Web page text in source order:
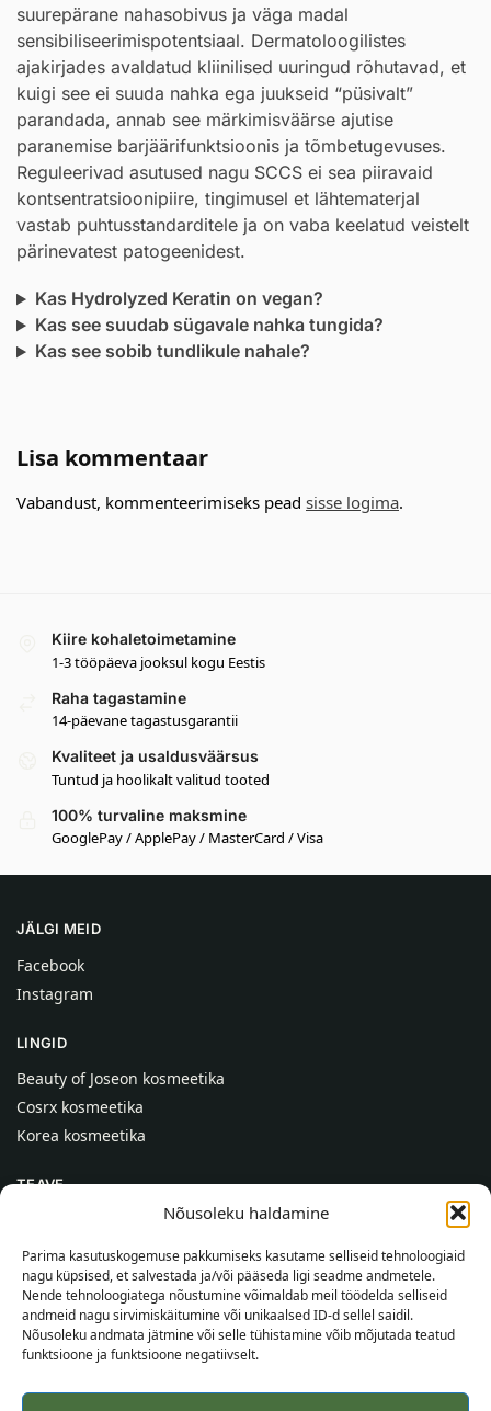
Nõusoleku haldamine
Parima kasutuskogemuse pakkumiseks kasutame selliseid tehnoloogiaid
nagu küpsised, et salvestada ja/või pääseda ligi seadme andmetele.
Nende tehnoloogiatega nõustumine võimaldab meil töödelda selliseid
andmeid nagu sirvimiskäitumine või unikaalsed ID-d sellel saidil.
Nõusoleku andmata jätmine või selle tühistamine võib mõjutada teatud
funktsioone ja funktsioone negatiivselt.
suurepärane nahasobivus ja väga madal
sensibiliseerimispotentsiaal. Dermatoloogilistes
ajakirjades avaldatud kliinilised uuringud rõhutavad, et
kuigi see ei suuda nahka ega juukseid “püsivalt”
parandada, annab see märkimisväärse ajutise
paranemise barjäärifunktsioonis ja tõmbetugevuses.
Reguleerivad asutused nagu SCCS ei sea piiravaid
kontsentratsioonipiire, tingimusel et lähtematerjal
vastab puhtusstandarditele ja on vaba keelatud veistelt
pärinevatest patogeenidest.
Kas Hydrolyzed Keratin on vegan?
Kas see suudab sügavale nahka tungida?
Kas see sobib tundlikule nahale?
Lisa kommentaar
Vabandust, kommenteerimiseks pead sisse logima.
Kiire kohaletoimetamine
1-3 tööpäeva jooksul kogu Eestis
Raha tagastamine
14-päevane tagastusgarantii
Kvaliteet ja usaldusväärsus
Tuntud ja hoolikalt valitud tooted
100% turvaline maksmine
GooglePay / ApplePay / MasterCard / Visa
JÄLGI MEID
Facebook
Instagram
LINGID
Beauty of Joseon kosmeetika
Cosrx kosmeetika
Korea kosmeetika
TEAVE
Kontaktid
Abi
TEAVE OSTJALE
Tarnetingimused
Tingimused